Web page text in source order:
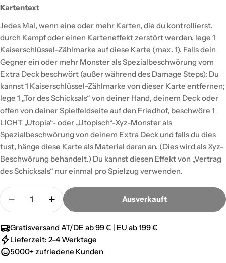
Kartentext
Jedes Mal, wenn eine oder mehr Karten, die du kontrollierst,
durch Kampf oder einen Karteneffekt zerstört werden, lege 1
Kaiserschlüssel-Zählmarke auf diese Karte (max. 1). Falls dein
Gegner ein oder mehr Monster als Spezialbeschwörung vom
Extra Deck beschwört (außer während des Damage Steps): Du
kannst 1 Kaiserschlüssel-Zählmarke von dieser Karte entfernen;
lege 1 „Tor des Schicksals“ von deiner Hand, deinem Deck oder
offen von deiner Spielfeldseite auf den Friedhof, beschwöre 1
LICHT „Utopia“- oder „Utopisch“-Xyz-Monster als
Spezialbeschwörung von deinem Extra Deck und falls du dies
tust, hänge diese Karte als Material daran an. (Dies wird als Xyz-
Beschwörung behandelt.) Du kannst diesen Effekt von „Vertrag
des Schicksals“ nur einmal pro Spielzug verwenden.
Menge
Menge für Vertrag des Schicksals - Ultra Rare
Menge für Vertrag des Schicksals - Ultra
Ausverkauft
Gratisversand AT/DE ab 99 € | EU ab 199 €
Lieferzeit: 2-4 Werktage
5000+ zufriedene Kunden